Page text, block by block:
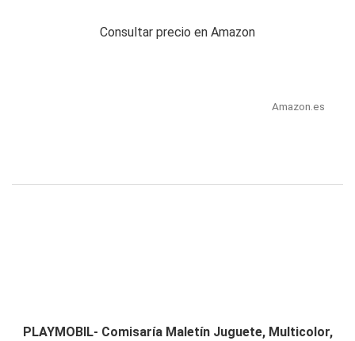
Consultar precio en Amazon
Amazon.es
PLAYMOBIL- Comisaría Maletín Juguete, Multicolor,